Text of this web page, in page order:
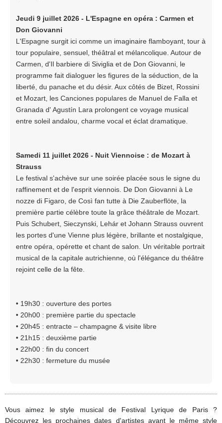
Jeudi 9 juillet 2026 - L'Espagne en opéra : Carmen et
Don Giovanni
L'Espagne surgit ici comme un imaginaire flamboyant, tour à
tour populaire, sensuel, théâtral et mélancolique. Autour de
Carmen, d'Il barbiere di Siviglia et de Don Giovanni, le
programme fait dialoguer les figures de la séduction, de la
liberté, du panache et du désir. Aux côtés de Bizet, Rossini
et Mozart, les Canciones populares de Manuel de Falla et
Granada d' Agustín Lara prolongent ce voyage musical
entre soleil andalou, charme vocal et éclat dramatique.
Samedi 11 juillet 2026 - Nuit Viennoise : de Mozart à
Strauss
Le festival s'achève sur une soirée placée sous le signe du
raffinement et de l'esprit viennois. De Don Giovanni à Le
nozze di Figaro, de Così fan tutte à Die Zauberflöte, la
première partie célèbre toute la grâce théâtrale de Mozart.
Puis Schubert, Sieczynski, Lehár et Johann Strauss ouvrent
les portes d'une Vienne plus légère, brillante et nostalgique,
entre opéra, opérette et chant de salon. Un véritable portrait
musical de la capitale autrichienne, où l'élégance du théâtre
rejoint celle de la fête.
• 19h30 : ouverture des portes
• 20h00 : première partie du spectacle
• 20h45 : entracte – champagne & visite libre
• 21h15 : deuxième partie
• 22h00 : fin du concert
• 22h30 : fermeture du musée
Vous aimez le style musical de Festival Lyrique de Paris ?
Découvrez les prochaines dates d'artistes ayant le même style